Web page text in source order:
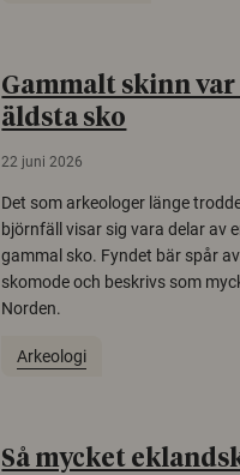
Gammalt skinn var
äldsta sko
22 juni 2026
Det som arkeologer länge
björnfäll visar sig vara delar av
gammal sko. Fyndet bär spår
skomode och beskrivs som
Norden.
Arkeologi
Så mycket